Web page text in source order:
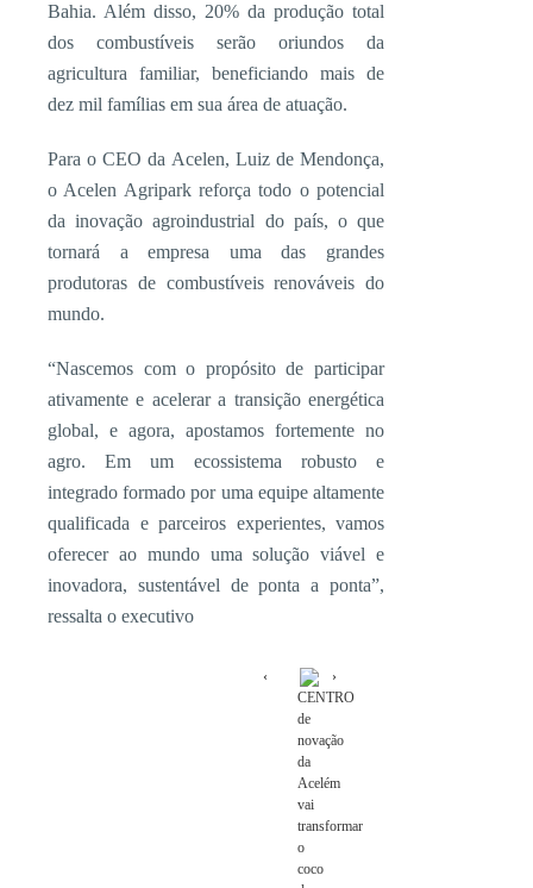
Bahia. Além disso, 20% da produção total
dos combustíveis serão oriundos da
agricultura familiar, beneficiando mais de
dez mil famílias em sua área de atuação.
Para o CEO da Acelen, Luiz de Mendonça,
o Acelen Agripark reforça todo o potencial
da inovação agroindustrial do país, o que
tornará a empresa uma das grandes
produtoras de combustíveis renováveis do
mundo.
“Nascemos com o propósito de participar
ativamente e acelerar a transição energética
global, e agora, apostamos fortemente no
agro. Em um ecossistema robusto e
integrado formado por uma equipe altamente
qualificada e parceiros experientes, vamos
oferecer ao mundo uma solução viável e
inovadora, sustentável de ponta a ponta”,
ressalta o executivo
CENTRO
de
novação
da
Acelém
vai
transformar
o
coco